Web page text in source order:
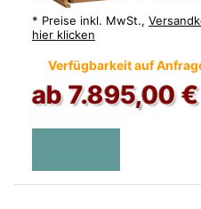
* Preise inkl. MwSt.,
hier klicken
Verfügbarkeit auf
ab 7.895,00